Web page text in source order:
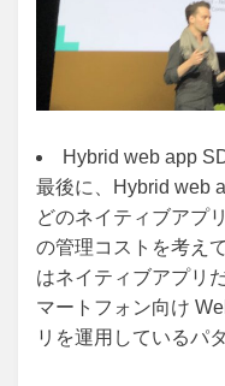
Hybrid web app
最後に、Hybrid web
どのネイティブアプ
の管理コストを考え
はネイティブアプリ
マートフォン向け
リを運用しているパ